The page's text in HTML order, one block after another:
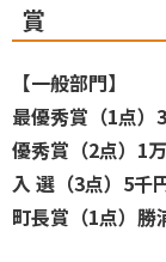
賞
【一般部門】
最優秀賞（1点）
優秀賞（2点）1
入 選（3点）5千
町長賞（1点）勝